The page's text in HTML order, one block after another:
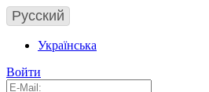
Русский
Українська
Войти